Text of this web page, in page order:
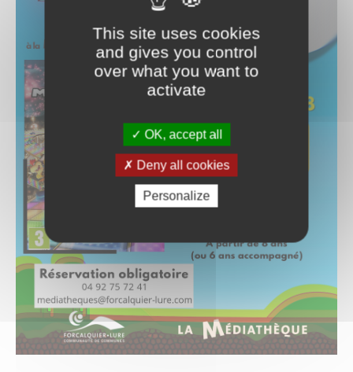
This site uses cookies
and gives you control
over what you want to
activate
OK, accept all
Deny all cookies
Personalize